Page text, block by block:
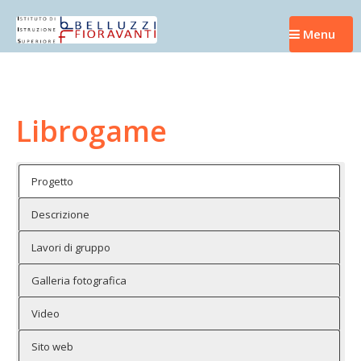
content
Menu
Librogame
Progetto
Descrizione
Lavori di gruppo
Galleria fotografica
Video
Sito web